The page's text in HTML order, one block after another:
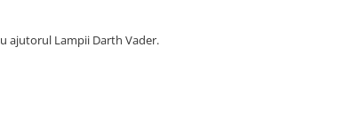
ajutorul Lampii Darth Vader.